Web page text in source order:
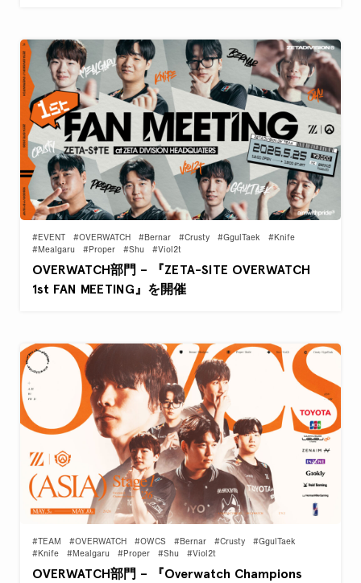
#EVENT #OVERWATCH #Bernar #Crusty #GgulTaek
#Knife
#Mealgaru
#Proper #Shu #Viol2t
OVERWATCH部門 – 『ZETA-SITE OVERWATCH
1st FAN MEETING』を開催
#TEAM #OVERWATCH #OWCS #Bernar #Crusty
#GgulTaek
#Knife
#Mealgaru #Proper #Shu #Viol2t
OVERWATCH部門 – 『Overwatch Champions